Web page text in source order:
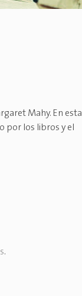
Mahy. En esta
por los libros y el
.